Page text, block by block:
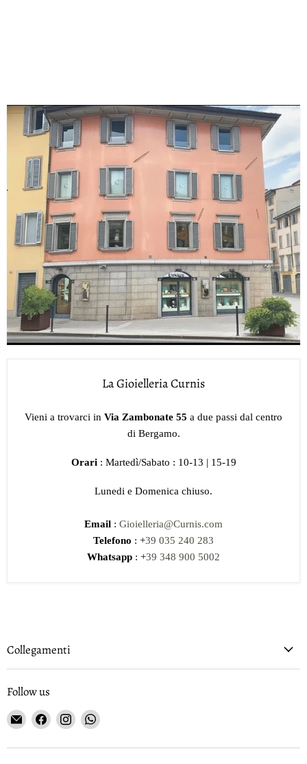
La Gioielleria Curnis
Vieni a trovarci in Via Zambonate 55 a due passi dal centro
di Bergamo.
Orari : Martedì/Sabato : 10-13 | 15-19
Lunedi e Domenica chiuso.
Email : Gioielleria@Curnis.com
Telefono : +39 035 240 283
Whatsapp : +39 348 900 5002
Collegamenti
Follow us
Email
Gioielleria
Curnis
Find
on
Find
on
Find
on